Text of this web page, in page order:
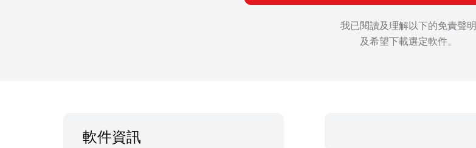
我已閱讀及理解以下的免責聲明
及希望下載選定軟件。
軟件資訊